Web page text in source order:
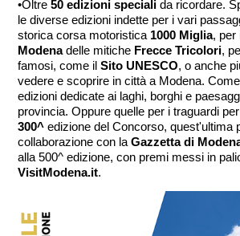
•Oltre50 edizioni specialida ricordare.
le diverse edizioni indette per i vari
storica corsa motoristica 1000 Miglia, per
Modenadelle mitiche Frecce Tricolori,
famosi, come ilSito UNESCO, o anche
vedere e scoprire in città a Modena.
edizioni dedicate ai laghi, borghi e
provincia. Oppure quelle per i traguardi
300^ edizione del Concorso, quest'ultima
collaborazione con laGazzetta di
alla 500^ edizione, con premi messi in
VisitModena.it.